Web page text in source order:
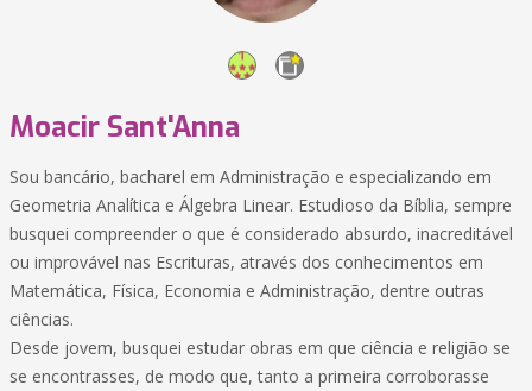
Moacir Sant'Anna
Sou bancário, bacharel em Administração e especializando em
Geometria Analítica e Álgebra Linear. Estudioso da Bíblia, sempre
busquei compreender o que é considerado absurdo, inacreditável
ou improvável nas Escrituras, através dos conhecimentos em
Matemática, Física, Economia e Administração, dentre outras
ciências.
Desde jovem, busquei estudar obras em que ciência e religião se
se encontrasses, de modo que, tanto a primeira corroborasse